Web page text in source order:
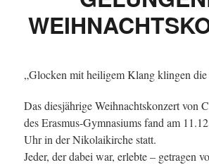
„Glocken mit heiligem Klang klingen die
Das diesjährige Weihnachtskonzert von
des Erasmus-Gymnasiums fand am
Uhr in der Nikolaikirche statt.
Jeder, der dabei war, erlebte – getragen